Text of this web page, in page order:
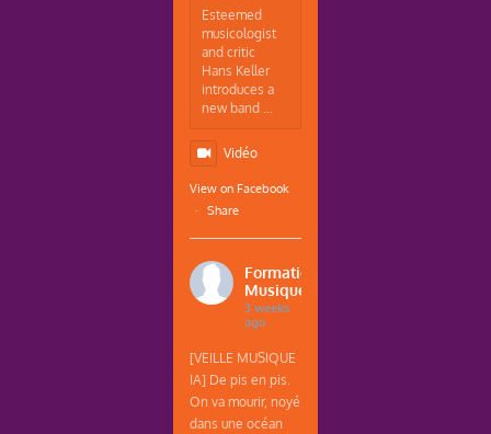
Esteemed
musicologist
and critic
Hans Keller
introduces a
new band ...
Vidéo
View on Facebook
·
Share
Formations
Musique
3 weeks
ago
[VEILLE MUSIQUE
IA] De pis en pis.
On va mourir, noyé
dans une océan